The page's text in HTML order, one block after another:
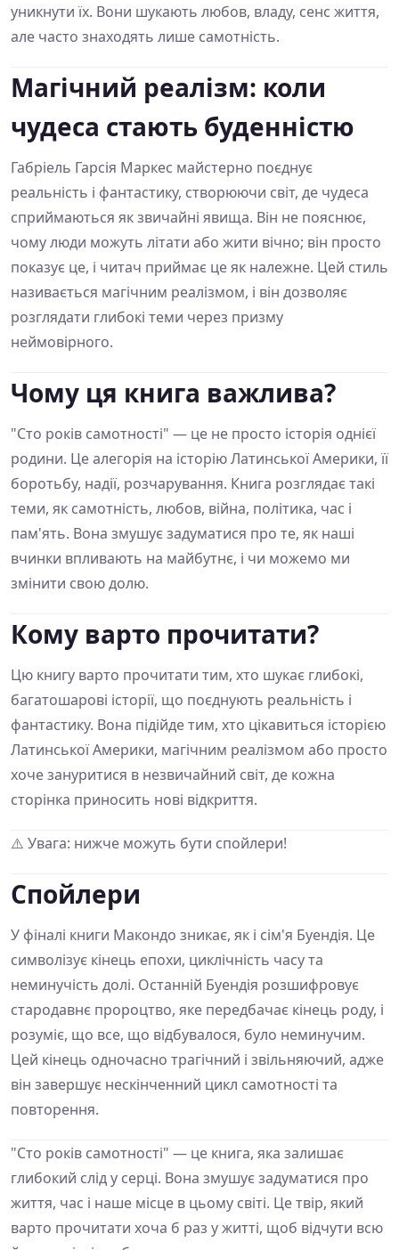
уникнути їх. Вони шукають любов, владу, сенс життя,
але часто знаходять лише самотність.
Магічний реалізм: коли
чудеса стають буденністю
Габріель Гарсія Маркес майстерно поєднує
реальність і фантастику, створюючи світ, де чудеса
сприймаються як звичайні явища. Він не пояснює,
чому люди можуть літати або жити вічно; він просто
показує це, і читач приймає це як належне. Цей стиль
називається магічним реалізмом, і він дозволяє
розглядати глибокі теми через призму
неймовірного.
Чому ця книга важлива?
"Сто років самотності" — це не просто історія однієї
родини. Це алегорія на історію Латинської Америки, її
боротьбу, надії, розчарування. Книга розглядає такі
теми, як самотність, любов, війна, політика, час і
пам'ять. Вона змушує задуматися про те, як наші
вчинки впливають на майбутнє, і чи можемо ми
змінити свою долю.
Кому варто прочитати?
Цю книгу варто прочитати тим, хто шукає глибокі,
багатошарові історії, що поєднують реальність і
фантастику. Вона підійде тим, хто цікавиться історією
Латинської Америки, магічним реалізмом або просто
хоче зануритися в незвичайний світ, де кожна
сторінка приносить нові відкриття.
⚠️ Увага: нижче можуть бути спойлери!
Спойлери
У фіналі книги Макондо зникає, як і сім'я Буендія. Це
символізує кінець епохи, циклічність часу та
неминучість долі. Останній Буендія розшифровує
стародавнє пророцтво, яке передбачає кінець роду, і
розуміє, що все, що відбувалося, було неминучим.
Цей кінець одночасно трагічний і звільняючий, адже
він завершує нескінченний цикл самотності та
повторення.
"Сто років самотності" — це книга, яка залишає
глибокий слід у серці. Вона змушує задуматися про
життя, час і наше місце в цьому світі. Це твір, який
варто прочитати хоча б раз у житті, щоб відчути всю